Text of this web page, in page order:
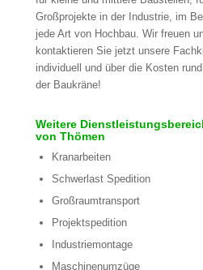
Großprojekte in der Industrie, im
jede Art von Hochbau. Wir freuen
kontaktieren Sie jetzt unsere
individuell und über die Kosten
der Baukräne!
Weitere
von Thömen
Kranarbeiten
Schwerlast Spedition
Großraumtransport
Projektspedition
Industriemontage
Maschinenumzüge